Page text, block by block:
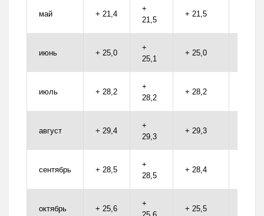
май + 21,4
+
21,5
+ 21,5
июнь + 25,0
+
25,1
+ 25,0
июль + 28,2
+
28,2
+ 28,2
август + 29,4
+
29,3
+ 29,3
сентябрь + 28,5
+
28,5
+ 28,4
октябрь + 25,6
+
+ 25,5